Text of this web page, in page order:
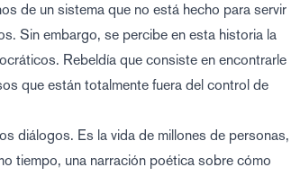
de un sistema que no está hecho para servir
Sin embargo, se percibe en esta historia la
Rebeldía que consiste en encontrarle
que están totalmente fuera del control de
diálogos. Es la vida de millones de personas,
tiempo, una narración poética sobre cómo